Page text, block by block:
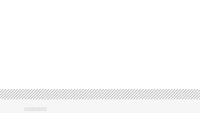
contents